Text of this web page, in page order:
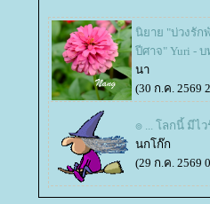
นิยาย "บ่วงรั
ปีศาจ" Yuri - บ
นา
(30 ก.ค. 2569
๏ ... โลกนี้ มีไ
นกโก๊ก
(29 ก.ค. 2569